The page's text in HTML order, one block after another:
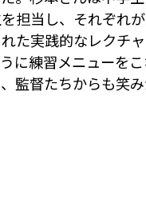
担当し、それぞれ
た実践的なレクチ
に練習メニューを
監督たちからも笑